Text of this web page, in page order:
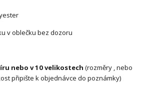
v oblečku bez dozoru
nebo v 10 velikostech (rozměry , nebo
připište k objednávce do poznámky)